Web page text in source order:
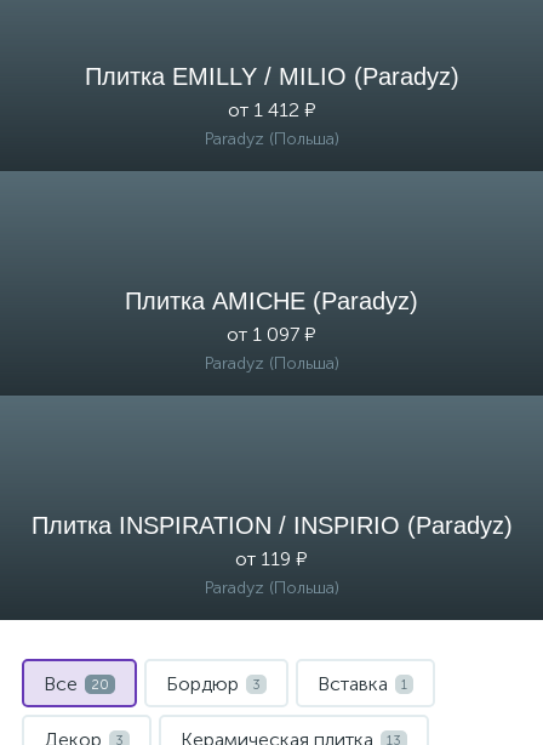
Плитка EMILLY / MILIO (Paradyz)
от 1 412 ₽
Paradyz (Польша)
Плитка AMICHE (Paradyz)
от 1 097 ₽
Paradyz (Польша)
Плитка INSPIRATION / INSPIRIO (Paradyz)
от 119 ₽
Paradyz (Польша)
Все 20 Бордюр 3 Вставка 1
Декор 3 Керамическая плитка 13